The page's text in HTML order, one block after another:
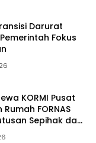
Darurat
Fokus
KORMI Pusat
FORNAS
Sepihak dan